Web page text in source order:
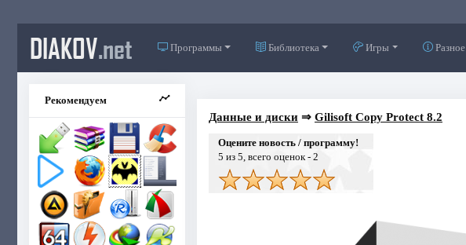
DIAKOV.net Программы Библиотека Игры Разное
Рекомендуем
Данные и диски⇒ Gilisoft Copy Protect 8.2
Оцените новость / программу!
5 из 5, всего оценок - 2